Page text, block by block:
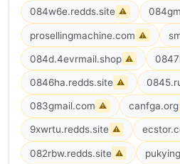
084w6e.redds.site ⚠
prosellingmachine.com ⚠
084d.4evrmail.shop ⚠
0846ha.redds.site ⚠
083gmail.com ⚠ canfga.org
9xwrtu.redds.site ⚠
082rbw.redds.site ⚠